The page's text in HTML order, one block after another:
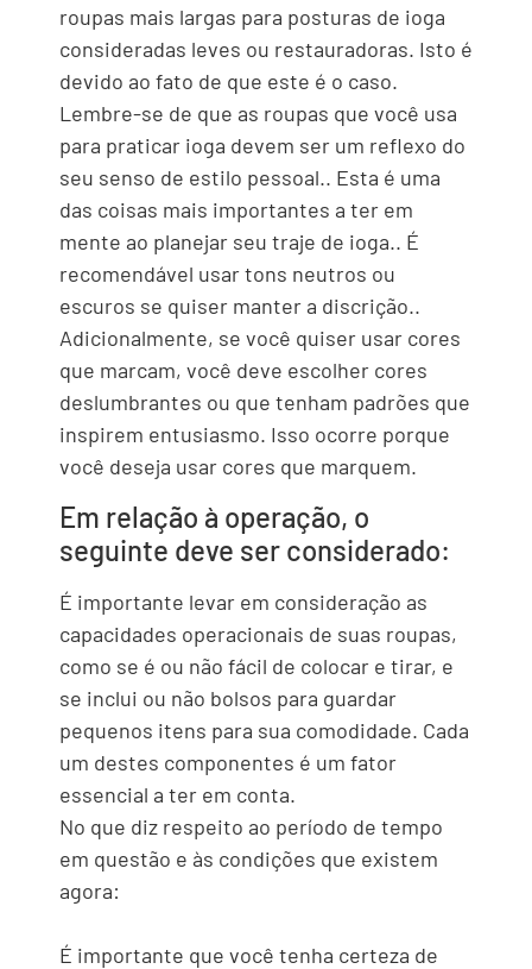
roupas mais largas para posturas de ioga
consideradas leves ou restauradoras. Isto é
devido ao fato de que este é o caso.
Lembre-se de que as roupas que você usa
para praticar ioga devem ser um reflexo do
seu senso de estilo pessoal.. Esta é uma
das coisas mais importantes a ter em
mente ao planejar seu traje de ioga.. É
recomendável usar tons neutros ou
escuros se quiser manter a discrição..
Adicionalmente, se você quiser usar cores
que marcam, você deve escolher cores
deslumbrantes ou que tenham padrões que
inspirem entusiasmo. Isso ocorre porque
você deseja usar cores que marquem.
Em relação à operação, o
seguinte deve ser considerado:
É importante levar em consideração as
capacidades operacionais de suas roupas,
como se é ou não fácil de colocar e tirar, e
se inclui ou não bolsos para guardar
pequenos itens para sua comodidade. Cada
um destes componentes é um fator
essencial a ter em conta.
No que diz respeito ao período de tempo
em questão e às condições que existem
agora:
É importante que você tenha certeza de